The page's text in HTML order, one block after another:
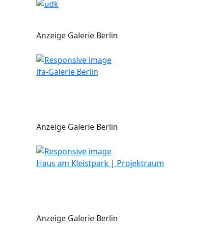
Anzeige Galerie Berlin
ifa-Galerie Berlin
Anzeige Galerie Berlin
Haus am Kleistpark | Projektraum
Anzeige Galerie Berlin